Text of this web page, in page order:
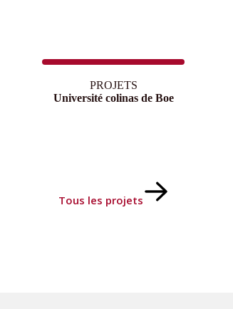
PROJETS
Université colinas de Boe
Tous les projets